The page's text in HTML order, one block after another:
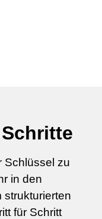
Schlüssel zu
in den
strukturierten
für Schritt